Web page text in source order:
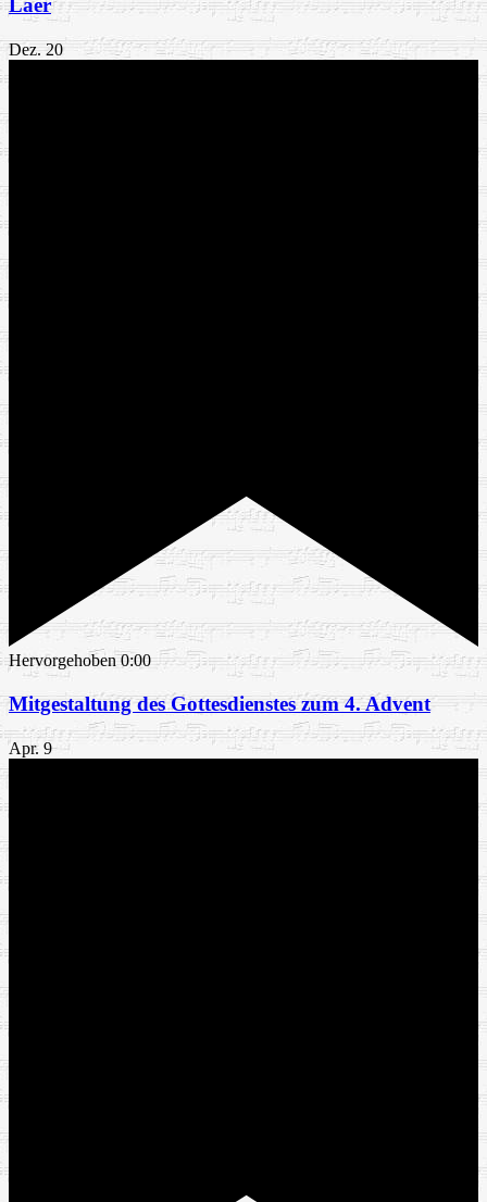
Laer
Dez. 20
Hervorgehoben 0:00
Mitgestaltung des Gottesdienstes zum 4. Advent
Apr. 9